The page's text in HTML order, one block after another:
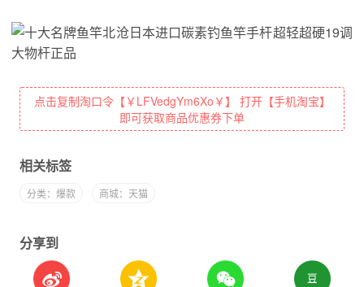
点击复制淘口令【￥LFVedgYm6Xo￥】 打开【手机淘宝】
即可获取商品优惠券下单
相关标签
分类：爆款 商城：天猫
分享到